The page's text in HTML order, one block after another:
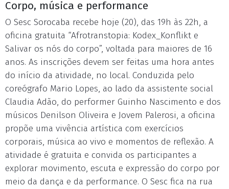
Corpo, música e performance
O Sesc Sorocaba recebe hoje (20), das 19h às 22h, a
oficina gratuita “Afrotranstopia: Kodex_Konflikt e
Salivar os nós do corpo”, voltada para maiores de 16
anos. As inscrições devem ser feitas uma hora antes
do início da atividade, no local. Conduzida pelo
coreógrafo Mario Lopes, ao lado da assistente social
Claudia Adão, do performer Guinho Nascimento e dos
músicos Denilson Oliveira e Jovem Palerosi, a oficina
propõe uma vivência artística com exercícios
corporais, música ao vivo e momentos de reflexão. A
atividade é gratuita e convida os participantes a
explorar movimento, escuta e expressão do corpo por
meio da dança e da performance. O Sesc fica na rua